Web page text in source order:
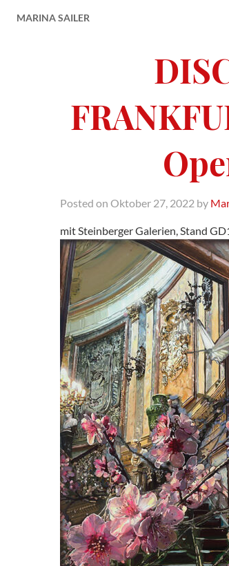
MARINA SAILER
Posted on Oktober 27, 2022 by
mit Steinberger Galerien, Stand